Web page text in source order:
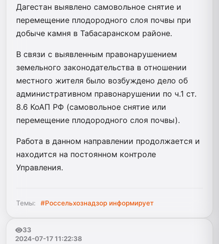
Дагестан выявлено самовольное снятие и
перемещение плодородного слоя почвы при
добыче камня в Табасаранском районе.
В связи с выявленным правонарушением
земельного законодательства в отношении
местного жителя было возбуждено дело об
административном правонарушении по ч.1 ст.
8.6 КоАП РФ (самовольное снятие или
перемещение плодородного слоя почвы).
Работа в данном направлении продолжается и
находится на постоянном контроле
Управления.
Темы: #Россельхознадзор информирует
33
2024-07-17 11:22:38